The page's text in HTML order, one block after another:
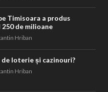
Timisoara a produs
250 de milioane
Hriban
loterie și cazinouri?
Hriban